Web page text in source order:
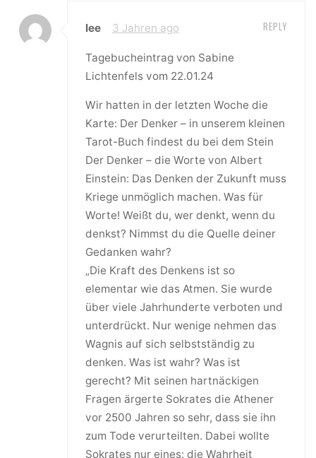
lee 3 Jahren ago REPLY
Tagebucheintrag von Sabine
Lichtenfels vom 22.01.24
Wir hatten in der letzten Woche die
Karte: Der Denker – in unserem kleinen
Tarot-Buch findest du bei dem Stein
Der Denker – die Worte von Albert
Einstein: Das Denken der Zukunft muss
Kriege unmöglich machen. Was für
Worte! Weißt du, wer denkt, wenn du
denkst? Nimmst du die Quelle deiner
Gedanken wahr?
„Die Kraft des Denkens ist so
elementar wie das Atmen. Sie wurde
über viele Jahrhunderte verboten und
unterdrückt. Nur wenige nehmen das
Wagnis auf sich selbstständig zu
denken. Was ist wahr? Was ist
gerecht? Mit seinen hartnäckigen
Fragen ärgerte Sokrates die Athener
vor 2500 Jahren so sehr, dass sie ihn
zum Tode verurteilten. Dabei wollte
Sokrates nur eines: die Wahrheit